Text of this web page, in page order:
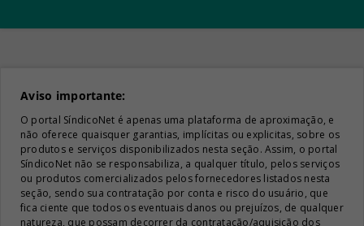
Aviso importante:
O portal SíndicoNet é apenas uma plataforma de aproximação, e
não oferece quaisquer garantias, implícitas ou explicitas, sobre os
produtos e serviços disponibilizados nesta seção. Assim, o portal
SíndicoNet não se responsabiliza, a qualquer título, pelos serviços
ou produtos comercializados pelos fornecedores listados nesta
seção, sendo sua contratação por conta e risco do usuário, que
fica ciente que todos os eventuais danos ou prejuízos, de qualquer
natureza, que possam decorrer da contratação/aquisição dos